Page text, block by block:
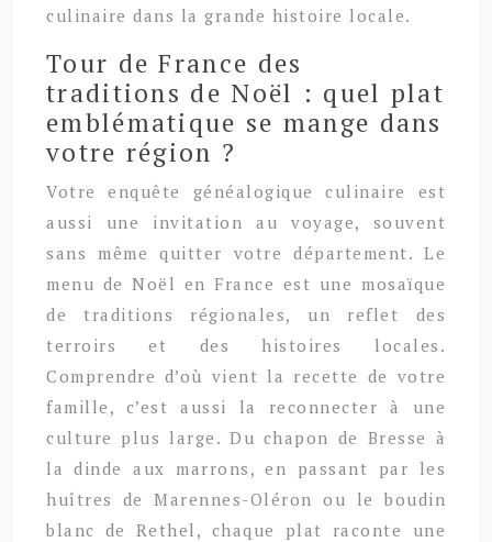
culinaire dans la grande histoire locale.
Tour de France des
traditions de Noël : quel plat
emblématique se mange dans
votre région ?
Votre enquête généalogique culinaire est
aussi une invitation au voyage, souvent
sans même quitter votre département. Le
menu de Noël en France est une mosaïque
de traditions régionales, un reflet des
terroirs et des histoires locales.
Comprendre d’où vient la recette de votre
famille, c’est aussi la reconnecter à une
culture plus large. Du chapon de Bresse à
la dinde aux marrons, en passant par les
huîtres de Marennes-Oléron ou le boudin
blanc de Rethel, chaque plat raconte une